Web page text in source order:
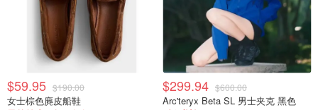
$59.95 $190.00
女士棕色麂皮船鞋
$299.94 $600.00
Arc'teryx Beta SL 男士夹克 黑色